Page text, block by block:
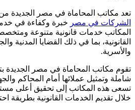
تعد مكاتب المحاماة في مصر الجديدة من
الشركات في مصر خبرة وكفاءة في
المكاتب خدمات قانونية متنوعة
القانونية، بما في ذلك القضايا المدنية
والأسرية.
تقوم مكاتب المحاماة في مصر الجديدة
شاملة وتمثيل عملائها أمام المحاكم
تسعى هذه المكاتب إلى تحقيق أعلى
خلال تقديم الخدمات القانونية بطريقة